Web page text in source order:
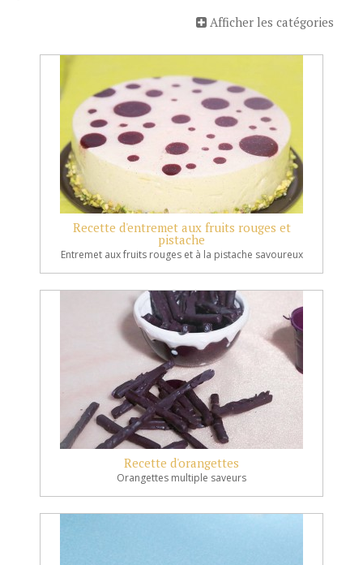
Afficher les catégories
Recette d'entremet aux fruits rouges et
pistache
Entremet aux fruits rouges et à la pistache savoureux
Recette d'orangettes
Orangettes multiple saveurs